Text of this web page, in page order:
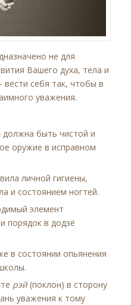
не для
Вашего духа, тела и
себя так, чтобы в
уважения.
быть чистой и
оружие в исправном
личной гигиены,
и состоянием ногтей.
элемент
порядок в додзё
в состоянии опьянения
рэй(поклон) в сторону
уважения к тому